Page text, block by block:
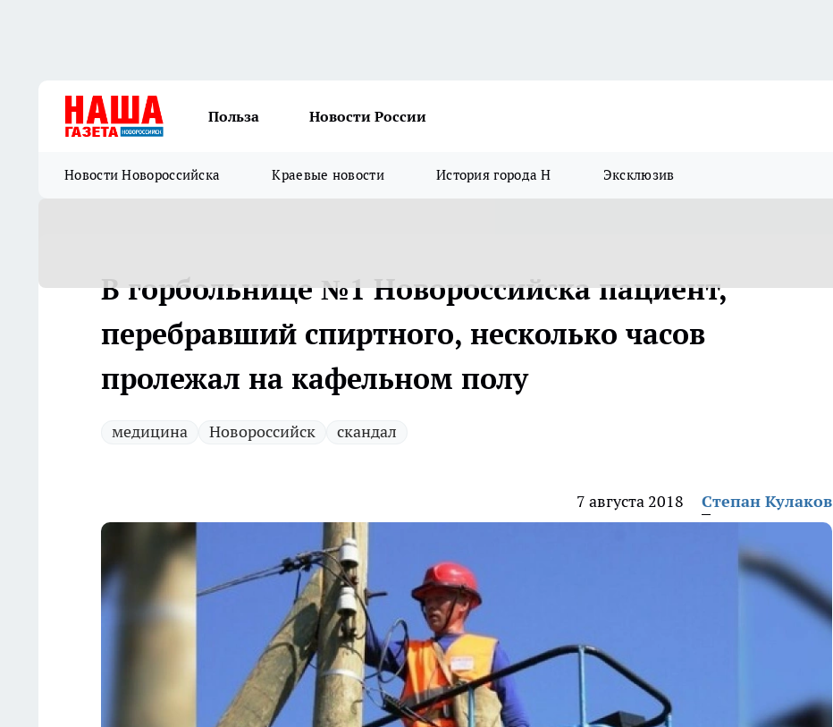
Польза Новости России
Новости Новороссийска Краевые новости История города Н Эксклюзив
В горбольнице №1 Новороссийска пациент,
перебравший спиртного, несколько часов
пролежал на кафельном полу
медицина Новороссийск скандал
7 августа 2018 Степан Кулаков